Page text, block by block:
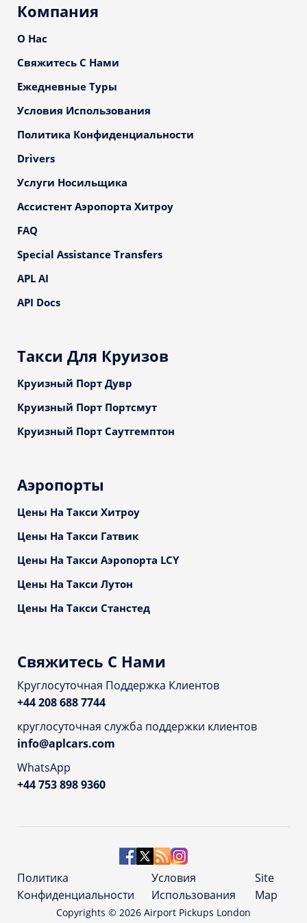
Компания
О Нас
Свяжитесь С Нами
Ежедневные Туры
Условия Использования
Политика Конфиденциальности
Drivers
Услуги Носильщика
Ассистент Аэропорта Хитроу
FAQ
Special Assistance Transfers
APL AI
API Docs
Такси Для Круизов
Круизный Порт Дувр
Круизный Порт Портсмут
Круизный Порт Саутгемптон
Аэропорты
Цены На Такси Хитроу
Цены На Такси Гатвик
Цены На Такси Аэропорта LCY
Цены На Такси Лутон
Цены На Такси Станстед
Свяжитесь С Нами
Круглосуточная Поддержка Клиентов
+44 208 688 7744
круглосуточная служба поддержки клиентов
info@aplcars.com
WhatsApp
+44 753 898 9360
Copyrights © 2026 Airport Pickups London
Политика
Конфиденциальности
Условия
Использования
Site
Map